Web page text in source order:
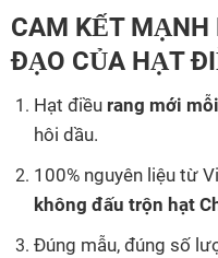
CAM KẾT
ĐẠO CỦAHẠT
Hạt điều rang mới
hôi dầu.
100% nguyên liệu từ
không đấu trộn hạt
Đúng mẫu, đúng số